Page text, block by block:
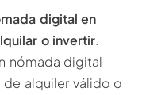
digital en
o invertir.
nómada digital
alquiler válido o